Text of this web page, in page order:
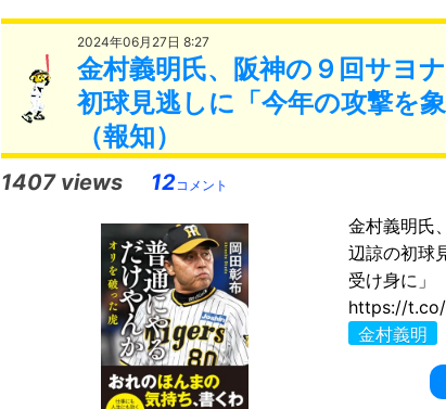
2024年06月27日 8:27
金村義明氏、阪神の９回サヨ
初球見逃しに「今年の攻撃を
（報知）
1407 views 12コメント
金村義明氏
辺諒の初球
受け身に
https://
金村義明